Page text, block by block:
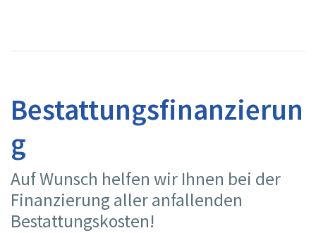
Bestattungsfinanzierun
g
Auf Wunsch helfen wir Ihnen bei der
Finanzierung aller anfallenden
Bestattungskosten!